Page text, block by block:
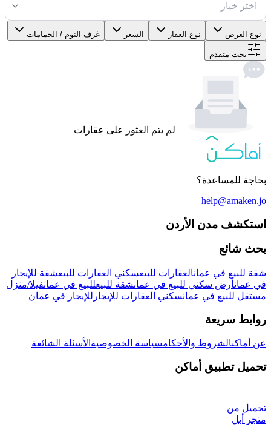
اختر خيار
نوع العرض نوع العقار السعر غرف النوم / الحمامات
بحث متقدم
لم يتم العثور على عقارات
بحاجة للمساعدة؟
help@amaken.jo
استكشف مدن الأردن
بحث شائع
شقة للبيع في عمانالعقارات للبيعسكني العقارات للبيعشقة للإيجار
في عمانأرض سكني للبيع في عمانشقة للبيعللبيع في عمانفيلا/منزل
مستقل للبيع في عمانسكني العقارات للإيجار للإيجار في عمان
روابط سريعة
عن أماكنالشروط والأحكامسياسة الخصوصية الأسئلة الشائعة
تحميل تطبيق أماكن
تحميل من
متجر أبل